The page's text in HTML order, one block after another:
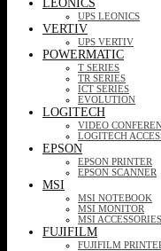
UPS LEONICS
VERTIV
UPS VERTIV
POWERMATIC
T SERIES
TR SERIES
ICT SERIES
EVOLUTION
LOGITECH
VIDEO
LOGITECH
EPSON
EPSON PRINTER
EPSON SCANNER
MSI
MSI NOTEBOOK
MSI MONITOR
MSI ACCESSORIES
FUJIFILM
FUJIFILM